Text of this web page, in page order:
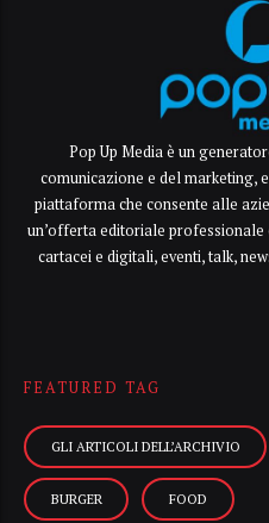
Pop Up Media è un
comunicazione e del marketing,
piattaforma che consente alle
un’offerta editoriale professionale
cartacei e digitali, eventi, talk,
FEATURED TAG
GLI ARTICOLI DELL’ARCHIVIO
BURGER FOOD